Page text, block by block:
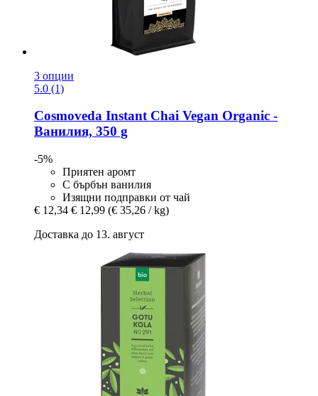
3 опции
5.0 (1)
Cosmoveda Instant Chai Vegan Organic -​
Ванилия, 350 g
-5%
Приятен аромт
С бърбън ванилия
Изящни подправки от чай
€ 12,34 € 12,99 (€ 35,26 / kg)
Доставка до 13. август